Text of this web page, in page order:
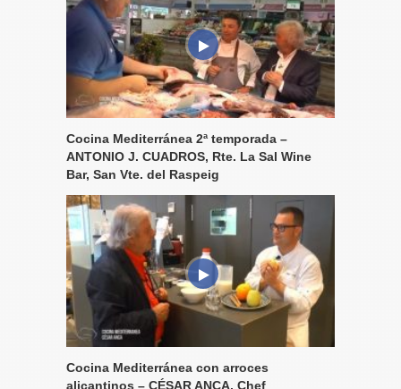
Cocina Mediterránea 2ª temporada –
ANTONIO J. CUADROS, Rte. La Sal Wine
Bar, San Vte. del Raspeig
Cocina Mediterránea con arroces
alicantinos – CÉSAR ANCA, Chef